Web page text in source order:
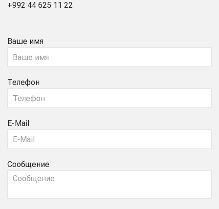
+992 44 625 11 22
Ваше имя
Телефон
E-Mail
Сообщение